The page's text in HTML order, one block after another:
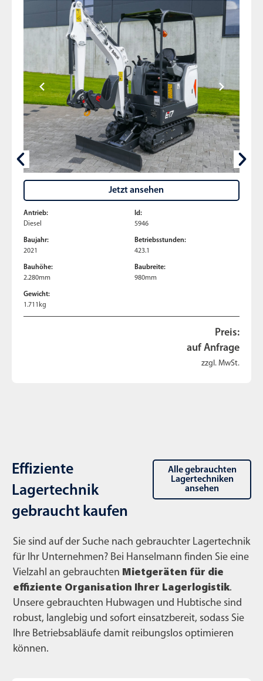
Jetzt ansehen
Antrieb:
Diesel
Id:
5946
Baujahr:
2021
Betriebsstunden:
423.1
Bauhöhe:
2.280mm
Baubreite:
980mm
Gewicht:
1.711kg
Preis:
auf Anfrage
zzgl. MwSt.
Effiziente
Lagertechnik
gebraucht kaufen
Alle gebrauchten
Lagertechniken
ansehen
Sie sind auf der Suche nach gebrauchter Lagertechnik
für Ihr Unternehmen? Bei Hanselmann finden Sie eine
Vielzahl an gebrauchten Mietgeräten für die
effiziente Organisation Ihrer Lagerlogistik.
Unsere gebrauchten Hubwagen und Hubtische sind
robust, langlebig und sofort einsatzbereit, sodass Sie
Ihre Betriebsabläufe damit reibungslos optimieren
können.